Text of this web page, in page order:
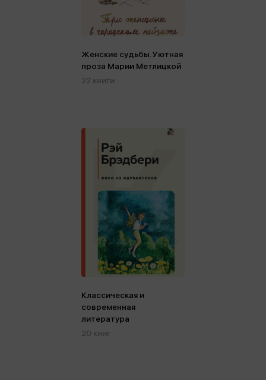
Женские судьбы. Уютная
проза Марии Метлицкой
22 книги
Классическая и
современная
литература
20 книг